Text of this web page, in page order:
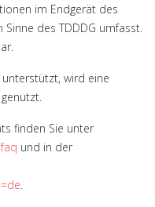
im Endgerät des
Sinne des TDDDG umfasst.
wird eine
finden Sie unter
und in der
.